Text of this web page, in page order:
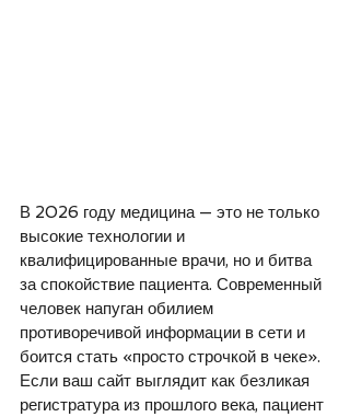
В 2026 году медицина — это не только
высокие технологии и
квалифицированные врачи, но и битва
за спокойствие пациента. Современный
человек напуган обилием
противоречивой информации в сети и
боится стать «просто строчкой в чеке».
Если ваш сайт выглядит как безликая
регистратура из прошлого века, пациент